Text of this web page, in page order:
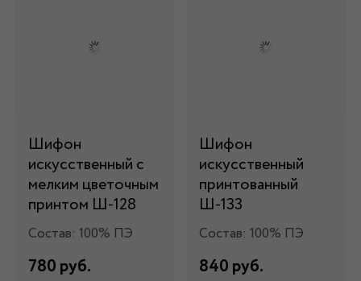
Шифон
искусственный с
мелким цветочным
принтом Ш-128
Состав: 100% ПЭ
780 руб.
Шифон
искусственный
принтованный
Ш-133
Состав: 100% ПЭ
840 руб.